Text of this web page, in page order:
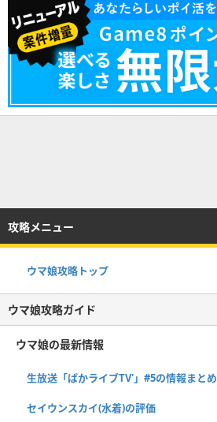
攻略メニュー
ウマ娘攻略トップ
ウマ娘攻略ガイド
ウマ娘の最新情報
生放送「ぱかライブTV'」#5の情報まとめ
セイウンスカイ(水着)の評価